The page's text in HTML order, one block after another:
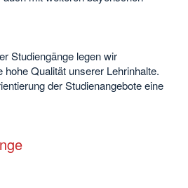
Studiengänge legen wir
Qualität unserer Lehrinhalte.
der Studienangebote eine